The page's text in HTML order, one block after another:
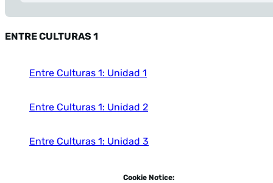
DESCUBRE 2
DESTINOS
DIME 1
EN CAMINO
EN ESPAñOL 2
ENTRE CULTURAS 1
Entre Culturas 1: Unidad 1
Entre Culturas 1: Unidad 2
Entre Culturas 1: Unidad 3
Entre Culturas 1: Unidad 4Cookie Notice: